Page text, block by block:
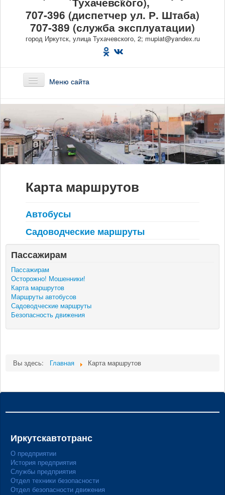
707-396 (диспетчер ул. Р. Штаба)
707-389 (служба эксплуатации)
город Иркутск, улица Тухачевского, 2; mupiat@yandex.ru
Меню сайта
О предприятии
Маршруты
Вакансии
Новости
Карта маршрутов
Автобусы
Садоводческие маршруты
Пассажирам
Пассажирам
Осторожно! Мошенники!
Карта маршрутов
Маршруты автобусов
Садоводческие маршруты
Безопасность движения
Вы здесь: Главная Карта маршрутов
Иркутскавтотранс
О предприятии
История предприятия
Службы предприятия
Отдел техники безопасности
Отдел безопасности движения